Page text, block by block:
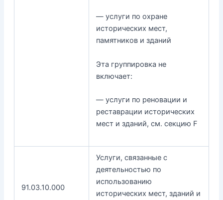
— услуги по охране
исторических мест,
памятников и зданий
Эта группировка не
включает:
— услуги по реновации и
реставрации исторических
мест и зданий, см. секцию F
91.03.10.000
Услуги, связанные с
деятельностью по
использованию
исторических мест, зданий и